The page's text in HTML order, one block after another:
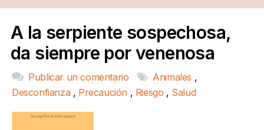
A la serpiente sospechosa,
da siempre por venenosa
Publicar un comentario Animales ,
Desconfianza , Precaución , Riesgo , Salud